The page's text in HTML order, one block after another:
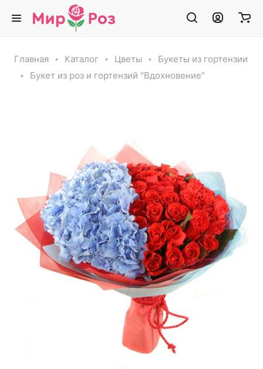
Главная Каталог Цветы
Букеты из гортензии
Букет из роз и гортензий "Вдохновение"